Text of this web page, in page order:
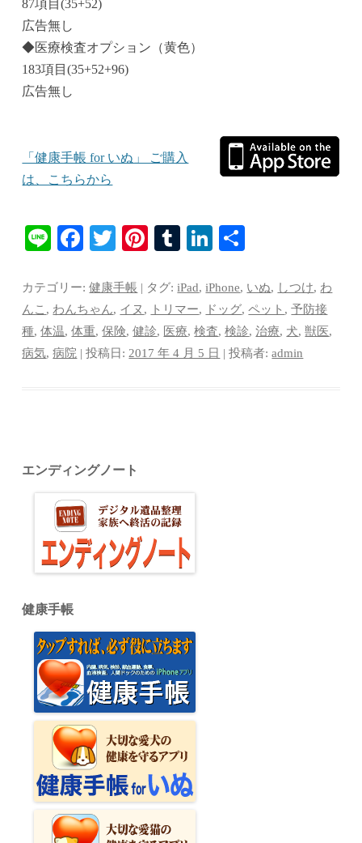
87項目(35+52)
広告無し
◆医療検査オプション（黄色）
183項目(35+52+96)
広告無し
「健康手帳 for いぬ」 ご購入
は、こちらから
Li
Fa
bo
ok
T
tte
r
Pi
er
es
t
T
m
bl
r
Li
ed
In
カテゴリー:健康手帳 | タグ:iPad,iPhone, いぬ, しつけ,わ
んこ ,わんちゃん, イヌ , トリマー, ドッグ,ペット ,予防接
種,体温,体重,保険,健診, 医療,検査,検診,治療, 犬,獣医,
病気,病院 | 投稿日:2017 年 4 月 5 日 |投稿者:admin
エンディングノート
健康手帳